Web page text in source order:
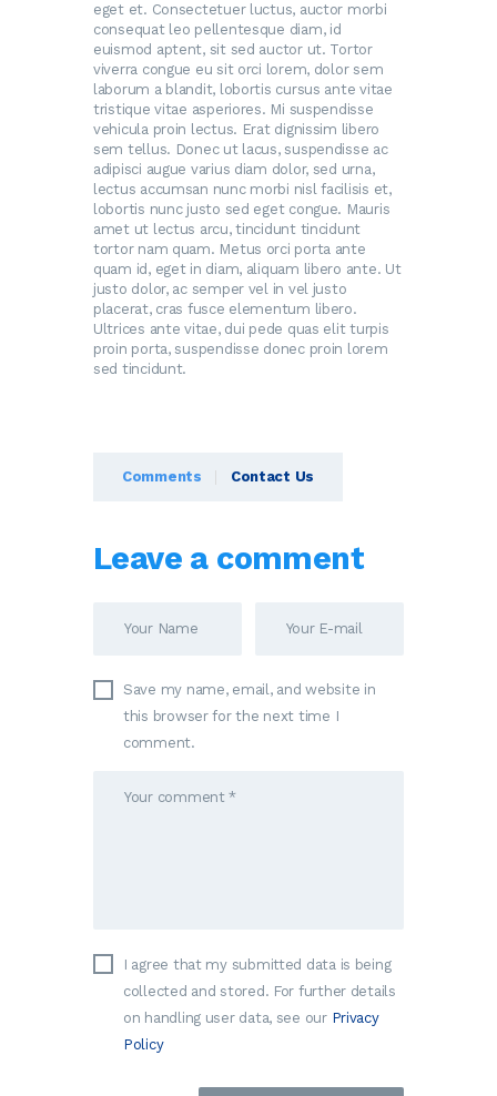
eget et. Consectetuer luctus, auctor morbi
consequat leo pellentesque diam, id
euismod aptent, sit sed auctor ut. Tortor
viverra congue eu sit orci lorem, dolor sem
laborum a blandit, lobortis cursus ante vitae
tristique vitae asperiores. Mi suspendisse
vehicula proin lectus. Erat dignissim libero
sem tellus. Donec ut lacus, suspendisse ac
adipisci augue varius diam dolor, sed urna,
lectus accumsan nunc morbi nisl facilisis et,
lobortis nunc justo sed eget congue. Mauris
amet ut lectus arcu, tincidunt tincidunt
tortor nam quam. Metus orci porta ante
quam id, eget in diam, aliquam libero ante. Ut
justo dolor, ac semper vel in vel justo
placerat, cras fusce elementum libero.
Ultrices ante vitae, dui pede quas elit turpis
proin porta, suspendisse donec proin lorem
sed tincidunt.
Comments Contact Us
Leave a comment
Save my name, email, and website in
this browser for the next time I
comment.
I agree that my submitted data is being
collected and stored. For further details
on handling user data, see our Privacy
Policy